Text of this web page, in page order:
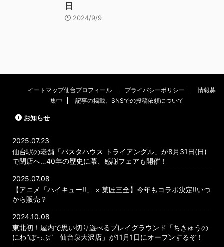
日
2024/9/9
イートマップ仙台プロフィール プライバシーポリシー
情報募
集中
記事の掲載、SNSでの投稿依頼について
お知らせ
2025.07.23
仙台駅の老舗「パスタハウス トライアングル」が8月31日(日)
で閉店へ…40年の歴史に幕、感謝フェアも開催！
2025.07.08
【アニメ「ハイキュー!!」 × 菓匠三全】今年もコラボ決定!!いつ
から販売？
2024.10.08
東北初！屋内で思い切り遊べるプレイグラウンド「ちきゅうの
にわ‟ぽっぷ” 仙台泉大沢店」が11月1日にオープンするぞ！